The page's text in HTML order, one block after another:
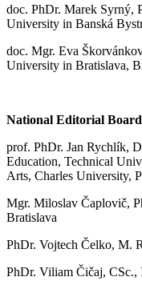
doc. PhDr. Marek Syrný,
University in Banská
doc. Mgr. Eva
University in Bratislava,
National Editorial Board
prof. PhDr. Jan Rychlík,
Education, Technical
Arts, Charles University,
Mgr. Miloslav Čaplovič,
Bratislava
PhDr. Vojtech Čelko, M.
PhDr. Viliam Čičaj, CSc.,